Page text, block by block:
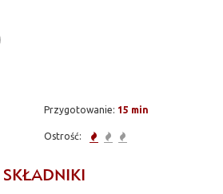
Przygotowanie: 15 min
Ostrość:
SKŁADNIKI